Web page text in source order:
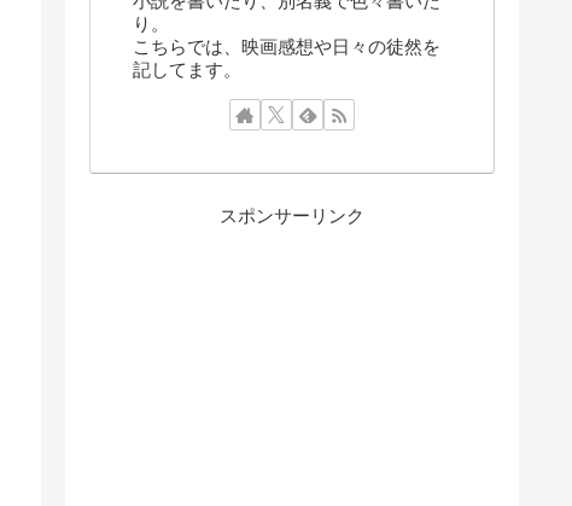
り。
こちらでは、映画感想や日々の徒然を
記してます。
スポンサーリンク